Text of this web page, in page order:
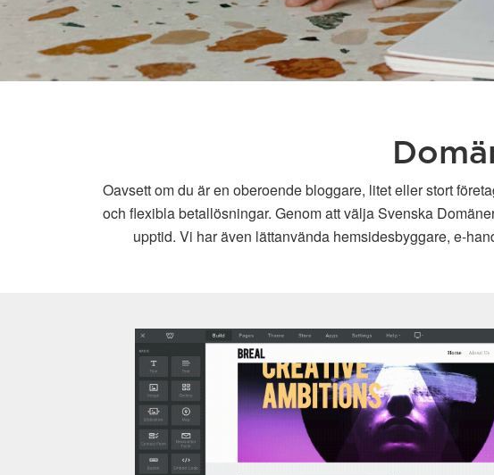
Oavsett om du är en oberoende bloggare, litet eller stort
och flexibla betallösningar. Genom att välja Svenska
upptid. Vi har även lättanvända hemsidesbyggare, e-